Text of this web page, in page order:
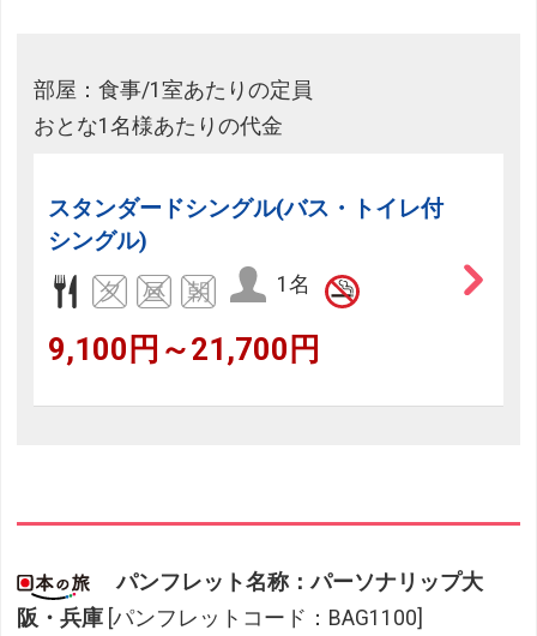
部屋：食事/1室あたりの定員
おとな1名様あたりの代金
スタンダードシングル(バス・トイレ付
シングル)
1名
9,100円～21,700円
パンフレット名称：パーソナリップ大
阪・兵庫 [パンフレットコード：BAG1100]